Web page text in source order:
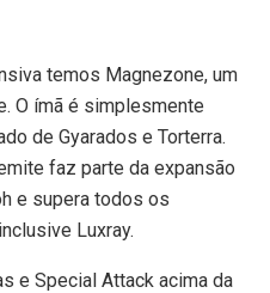
temos Magnezone, um
O ímã é simplesmente
de Gyarados e Torterra.
faz parte da expansão
e supera todos os
Luxray.
e Special Attack acima da